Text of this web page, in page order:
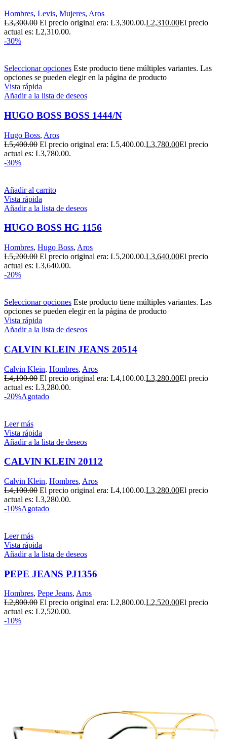
Hombres, Levis, Mujeres, Aros
L3,300.00 El precio original era: L3,300.00.L2,310.00El precio
actual es: L2,310.00.
-30%
Seleccionar opciones Este producto tiene múltiples variantes. Las
opciones se pueden elegir en la página de producto
Vista rápida
Añadir a la lista de deseos
HUGO BOSS BOSS 1444/N
Hugo Boss, Aros
L5,400.00 El precio original era: L5,400.00.L3,780.00El precio
actual es: L3,780.00.
-30%
Añadir al carrito
Vista rápida
Añadir a la lista de deseos
HUGO BOSS HG 1156
Hombres, Hugo Boss, Aros
L5,200.00 El precio original era: L5,200.00.L3,640.00El precio
actual es: L3,640.00.
-20%
Seleccionar opciones Este producto tiene múltiples variantes. Las
opciones se pueden elegir en la página de producto
Vista rápida
Añadir a la lista de deseos
CALVIN KLEIN JEANS 20514
Calvin Klein, Hombres, Aros
L4,100.00 El precio original era: L4,100.00.L3,280.00El precio
actual es: L3,280.00.
-20%Agotado
Leer más
Vista rápida
Añadir a la lista de deseos
CALVIN KLEIN 20112
Calvin Klein, Hombres, Aros
L4,100.00 El precio original era: L4,100.00.L3,280.00El precio
actual es: L3,280.00.
-10%Agotado
Leer más
Vista rápida
Añadir a la lista de deseos
PEPE JEANS PJ1356
Hombres, Pepe Jeans, Aros
L2,800.00 El precio original era: L2,800.00.L2,520.00El precio
actual es: L2,520.00.
-10%